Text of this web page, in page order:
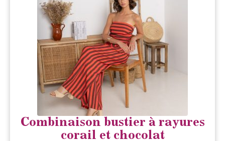
Combinaison bustier à rayures
corail et chocolat